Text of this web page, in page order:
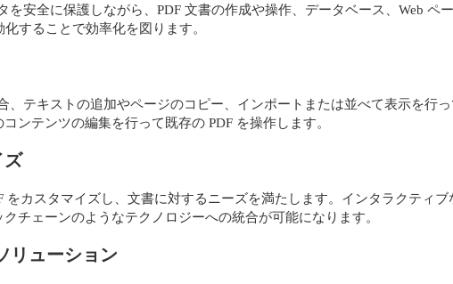
を安全に保護しながら、PDF 文書の作成や操作、データベース、Web ペ
することで効率化を図ります。
、テキストの追加やページのコピー、インポートまたは並べて表示を行
ンテンツの編集を行って既存の PDF を操作します。
ズ
をカスタマイズし、文書に対するニーズを満たします。インタラクティ
チェーンのようなテクノロジーへの統合が可能になります。
リューション